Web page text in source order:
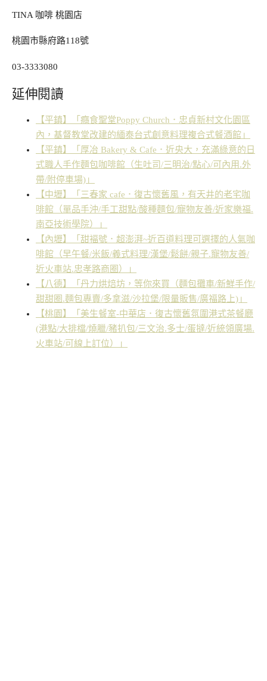
TINA 咖啡 桃園店
桃園市縣府路118號
03-3333080
延伸閱讀
【平鎮】「癮食聖堂Poppy Church．忠貞新村文化園區
內，基督教堂改建的緬泰台式創意料理複合式餐酒館」
【平鎮】「厚冶 Bakery & Cafe．近央大，充滿綠意的日
式職人手作麵包咖啡館（生吐司/三明治/點心/可內用.外
帶/附停車場)」
【中壢】「三春家 cafe．復古懷舊風，有天井的老宅咖
啡館（單品手沖/手工甜點/酸種麵包/寵物友善/近家樂福.
南亞技術學院）」
【內壢】「甜褔號．超澎湃~近百道料理可選擇的人氣咖
啡館（早午餐/米飯/義式料理/漢堡/鬆餅/親子.寵物友善/
近火車站.忠孝路商圈）」
【八德】「丹力烘焙坊，等你來買（麵包攤車/新鮮手作/
甜甜圈.麵包專賣/多拿滋/沙拉堡/限量販售/廣福路上)」
【桃園】「美生餐室-中華店．復古懷舊氛圍港式茶餐廳
(港點/大排檔/燒臘/豬扒包/三文治.多士/蛋撻/近統領廣場.
火車站/可線上訂位）」